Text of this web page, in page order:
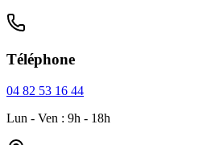
Téléphone
04 82 53 16 44
Lun - Ven : 9h - 18h